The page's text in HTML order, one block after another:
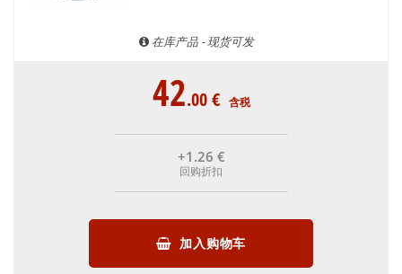
在库产品 - 现货可发
42.00€ 含税
+1 .26 €
回购折扣
加入购物车